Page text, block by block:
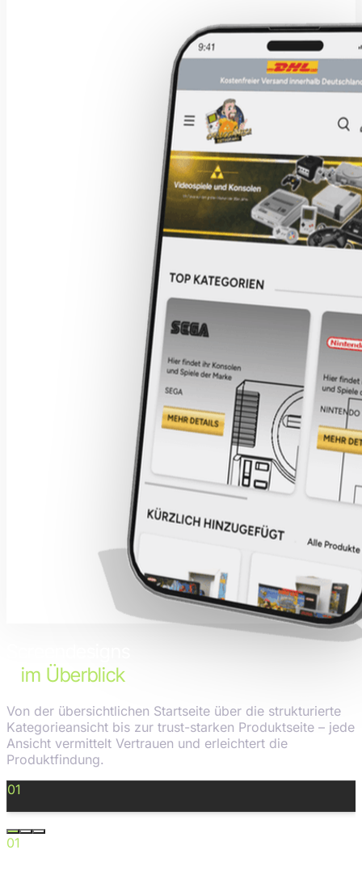
im Überblick
Von der übersichtlichen Startseite über die strukturierte
Kategorieansicht bis zur trust-starken Produktseite – jede
Ansicht vermittelt Vertrauen und erleichtert die
Produktfindung.
01
9:41
01